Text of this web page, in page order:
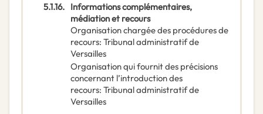
5.1.16. Informations complémentaires,
médiation et recours
Organisation chargée des procédures de
recours: Tribunal administratif de
Versailles
Organisation qui fournit des précisions
concernant l’introduction des
recours: Tribunal administratif de
Versailles